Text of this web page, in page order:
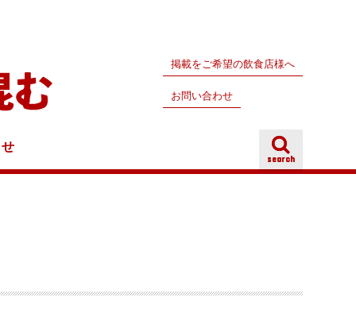
掲載をご希望の飲食店様へ
お問い合わせ
search
search